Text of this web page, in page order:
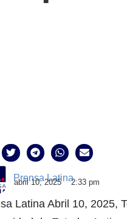
Prensa Latina
abril 10, 2025 2:33 pm
Latina Abril 10, 2025,